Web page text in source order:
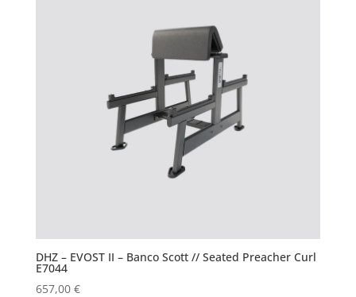
DHZ – EVOST II – Banco Scott // Seated Preacher Curl
E7044
657,00 €